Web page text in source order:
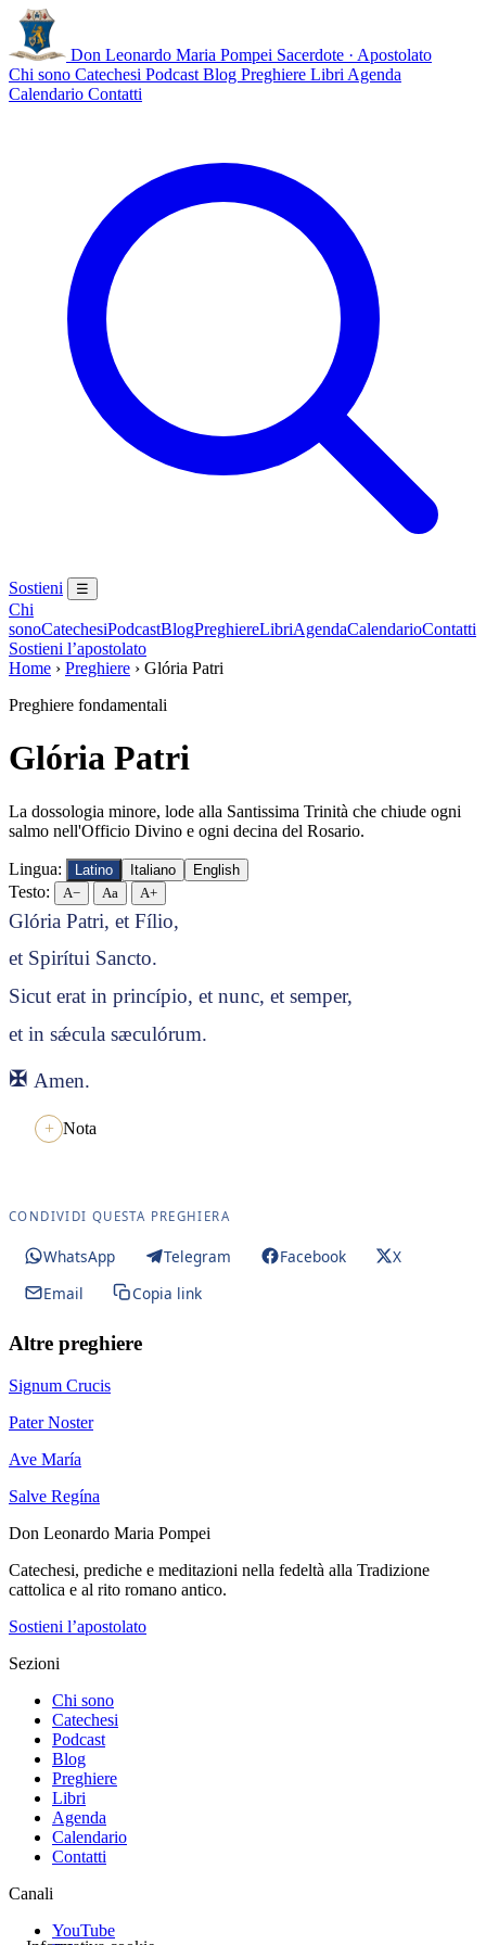
Don Leonardo Maria Pompei Sacerdote · Apostolato
Chi sono Catechesi Podcast Blog Preghiere Libri Agenda
Calendario Contatti
Sostieni ☰
Chi
sonoCatechesiPodcastBlogPreghiereLibriAgendaCalendarioContatti
Sostieni l’apostolato
Home › Preghiere › Glória Patri
Preghiere fondamentali
Glória Patri
La dossologia minore, lode alla Santissima Trinità che chiude ogni
salmo nell'Officio Divino e ogni decina del Rosario.
Lingua: Latino Italiano English
Testo: A− Aa A+
Glória Patri, et Fílio,
et Spirítui Sancto.
Sicut erat in princípio, et nunc, et semper,
et in sǽcula sæculórum.
✠ Amen.
Nota
CONDIVIDI QUESTA PREGHIERA
WhatsApp Telegram Facebook
X
Email
Copia link
Altre preghiere
Signum Crucis
Pater Noster
Ave María
Salve Regína
Don Leonardo Maria Pompei
Catechesi, prediche e meditazioni nella fedeltà alla Tradizione
cattolica e al rito romano antico.
Sostieni l’apostolato
Sezioni
Chi sono
Catechesi
Podcast
Blog
Preghiere
Libri
Agenda
Calendario
Contatti
Canali
YouTube